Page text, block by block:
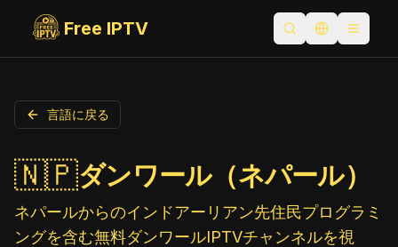
Free IPTV 検索を開く言語を切り替
言語に戻る
🇳🇵ダンワール（ネパール）
ネパールからのインドアーリアン先住民プログラミ
ングを含む無料ダンワールIPTVチャンネルを視